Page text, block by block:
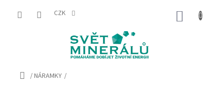
CZK
Domů
/NÁRAMKY /